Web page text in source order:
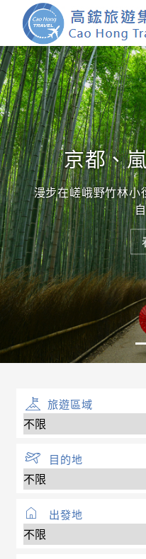
首頁
團體旅遊
國內旅遊
證件簽證
關於我們
客製服務
會員登入
京都、
漫步在嵯峨野竹林
旅遊區域
目的地
出發地